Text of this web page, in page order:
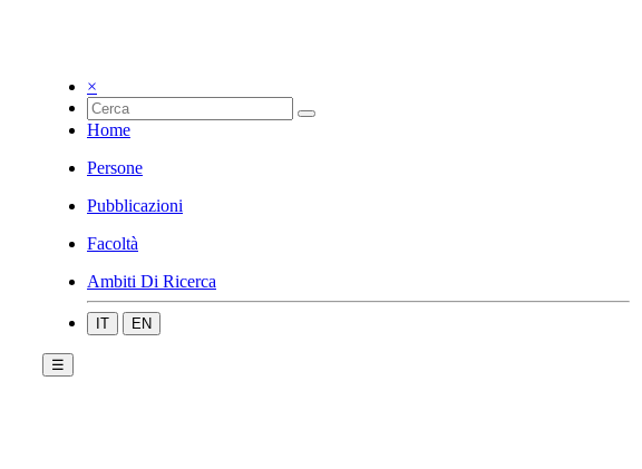
×
Home
Persone
Pubblicazioni
Facoltà
Ambiti Di Ricerca
IT EN
☰